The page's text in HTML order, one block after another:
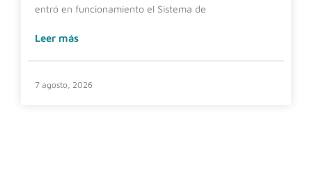
entró en funcionamiento el Sistema de
Leer más
7 agosto, 2026